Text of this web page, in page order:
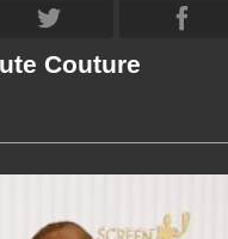
Couture